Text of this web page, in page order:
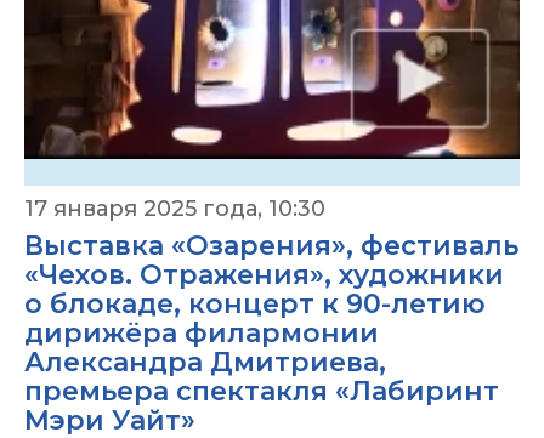
17 января 2025 года, 10:30
Выставка «Озарения», фестиваль
«Чехов. Отражения», художники
о блокаде, концерт к 90-летию
дирижёра филармонии
Александра Дмитриева,
премьера спектакля «Лабиринт
Мэри Уайт»